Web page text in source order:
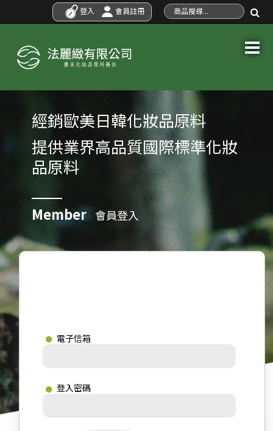
登入 會員註冊
經銷歐美日韓化妝品原料
提供業界高品質國際標準化妝
品原料
Member 會員登入
電子信箱
登入密碼